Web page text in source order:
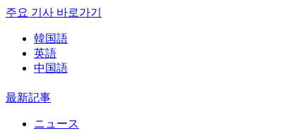
주요 기사 바로가기
韓国語
英語
中国語
最新記事
ニュース